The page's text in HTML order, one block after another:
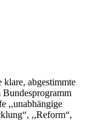
abgestimmte
Bundesprogramm
,,unabhängige
,,Reform“,